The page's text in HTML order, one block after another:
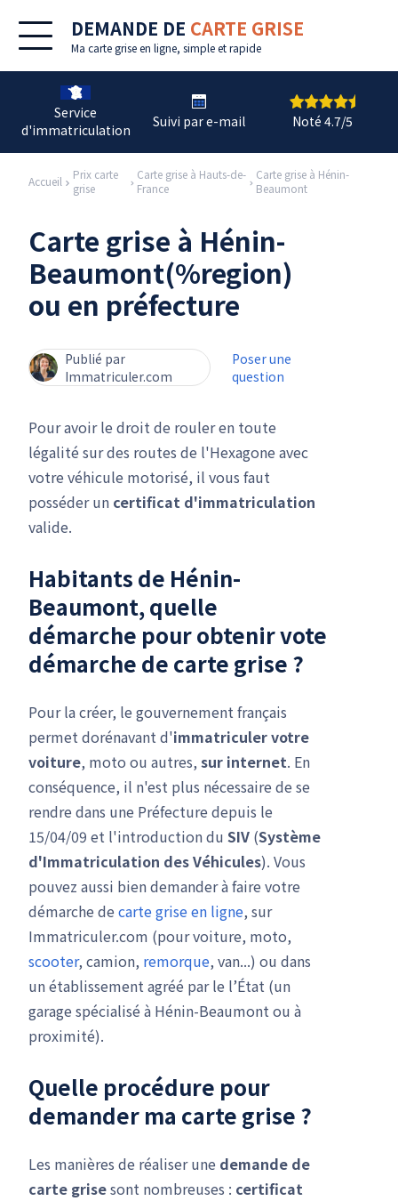
DEMANDE DE CARTE GRISE
Ma carte grise en ligne, simple et rapide
Service
d'immatriculation
Suivi par e-mail Noté 4.7/5
Accueil
Prix carte
grise
Carte grise à Hauts-de-
France
Carte grise à Hénin-
Beaumont
Carte grise à Hénin-
Beaumont(%region)
ou en préfecture
Publié par
Immatriculer.com
Poser une
question
Pour avoir le droit de rouler en toute
légalité sur des routes de l'Hexagone avec
votre véhicule motorisé, il vous faut
posséder un certificat d'immatriculation
valide.
Habitants de Hénin-
Beaumont, quelle
démarche pour obtenir vote
démarche de carte grise ?
Pour la créer, le gouvernement français
permet dorénavant d'immatriculer votre
voiture, moto ou autres, sur internet. En
conséquence, il n'est plus nécessaire de se
rendre dans une Préfecture depuis le
15/04/09 et l'introduction du SIV (Système
d'Immatriculation des Véhicules). Vous
pouvez aussi bien demander à faire votre
démarche de carte grise en ligne, sur
Immatriculer.com (pour voiture, moto,
scooter, camion, remorque, van...) ou dans
un établissement agréé par le l’État (un
garage spécialisé à Hénin-Beaumont ou à
proximité).
Quelle procédure pour
demander ma carte grise ?
Les manières de réaliser une demande de
carte grisesont nombreuses : certificat